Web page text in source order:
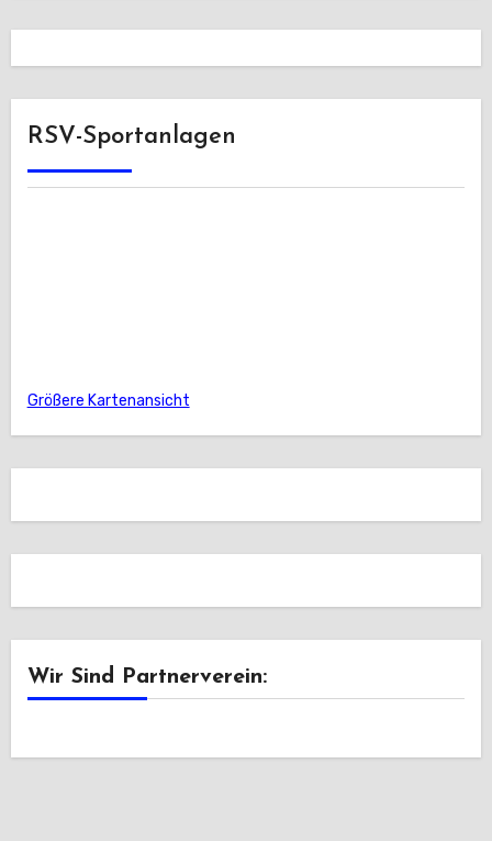
RSV-Sportanlagen
Größere Kartenansicht
Wir Sind Partnerverein: